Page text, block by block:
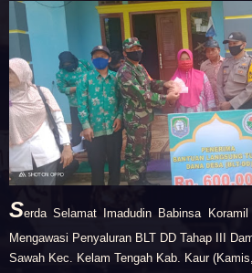
Serda Selamat Imadudin Babinsa Koramil
Mengawasi Penyaluran BLT DD Tahap III
Sawah Kec. Kelam Tengah Kab. Kaur